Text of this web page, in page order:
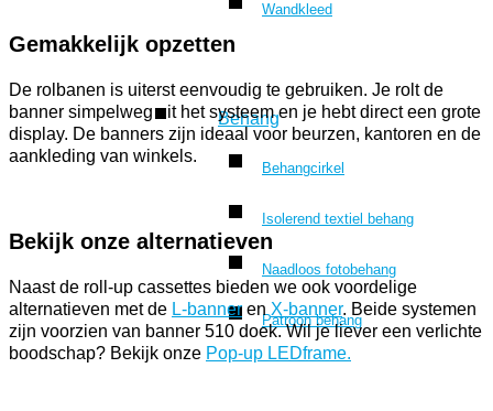
Wandkleed
Behang
Behangcirkel
Isolerend textiel behang
Naadloos fotobehang
Patroon behang
Gemakkelijk opzetten
De rolbanen is uiterst eenvoudig te gebruiken. Je rolt de
banner simpelweg uit het systeem en je hebt direct een grote
display. De banners zijn ideaal voor beurzen, kantoren en de
aankleding van winkels.
Bekijk onze alternatieven
Naast de roll-up cassettes bieden we ook voordelige
alternatieven met de L-banner en X-banner. Beide systemen
zijn voorzien van banner 510 doek. Wil je liever een verlichte
boodschap? Bekijk onze Pop-up LEDframe.